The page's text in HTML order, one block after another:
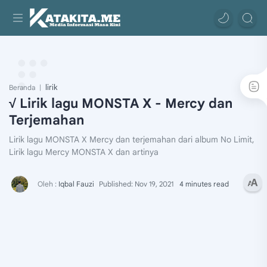
Beranda lirik
√ Lirik lagu MONSTA X - Mercy dan
Terjemahan
Lirik lagu MONSTA X Mercy dan terjemahan dari album No Limit,
Lirik lagu Mercy MONSTA X dan artinya
4 minutes read